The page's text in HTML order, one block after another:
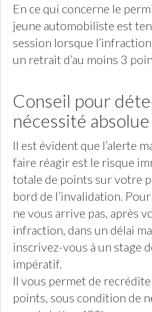
En ce qui concerne le
jeune automobiliste est
session lorsque
un retrait d’au moins 3
Conseil pour
nécessité
Il est évident que l’alerte
faire réagir est le risque
totale de points sur votre
bord de l’invalidation.
ne vous arrive pas, après
infraction, dans un délai
inscrivez-vous à un stage
impératif.
Il vous permet de
points, sous condition de